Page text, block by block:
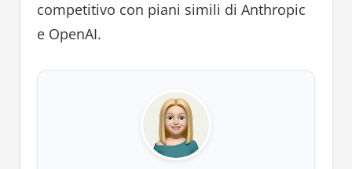
competitivo con piani simili di Anthropic
e OpenAI.